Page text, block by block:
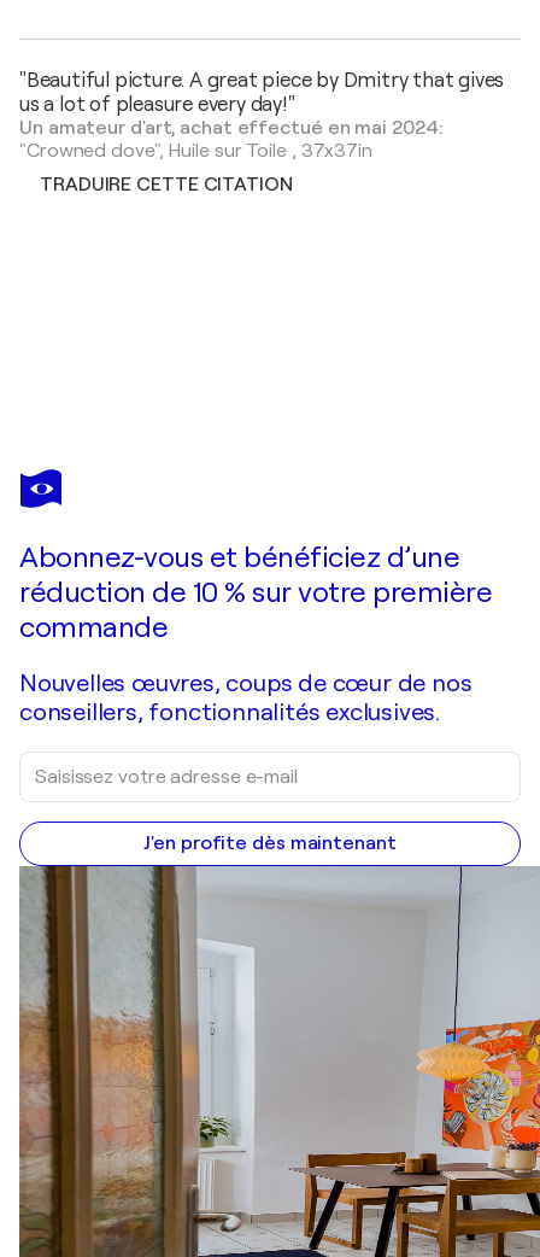
"Beautiful picture. A great piece by Dmitry that gives
us a lot of pleasure every day!"
Un amateur d'art, achat effectué en mai 2024:
"Crowned dove", Huile sur Toile, 37x37in
TRADUIRE CETTE CITATION
DMITRY
SPIROS
Je passe commande
Abonnez-vous et bénéficiez d’une
réduction de 10 % sur votre première
commande
Nouvelles œuvres, coups de cœur de nos
conseillers, fonctionnalités exclusives.
J'en profite dès maintenant